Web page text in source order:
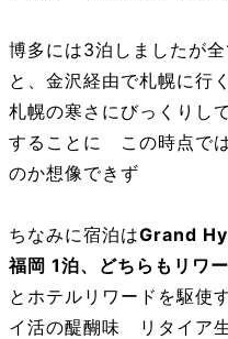
博多には3泊しましたが
と、金沢経由で札幌に行
札幌の寒さにびっくりし
することに この時点で
のか想像できず
ちなみに宿泊はGrand
福岡 1泊、どちらもリワ
とホテルリワードを駆使
イ活の醍醐味 リタイア